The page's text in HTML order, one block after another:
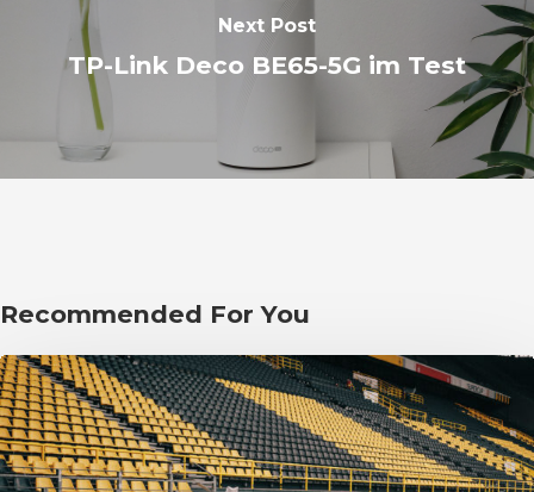
Next Post
TP-Link Deco BE65-5G im Test
Recommended For You